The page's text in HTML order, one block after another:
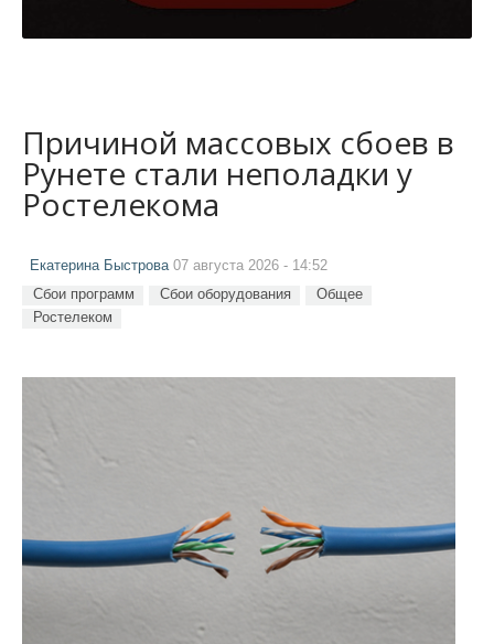
Причиной массовых сбоев в
Рунете стали неполадки у
Ростелекома
Екатерина Быстрова 07 августа 2026 - 14:52
Сбои программ Сбои оборудования
Общее
Ростелеком